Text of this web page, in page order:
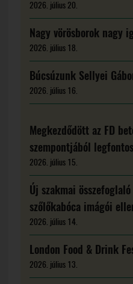
2026. július 20.
Nagy vörösborok nagy
2026. július 18.
Búcsúzunk Sellyei
2026. július 16.
Megkezdődött az FD
szempontjából
2026. július 15.
Új szakmai
szőlőkabóca imágói
2026. július 14.
London Food & Drink
2026. július 13.